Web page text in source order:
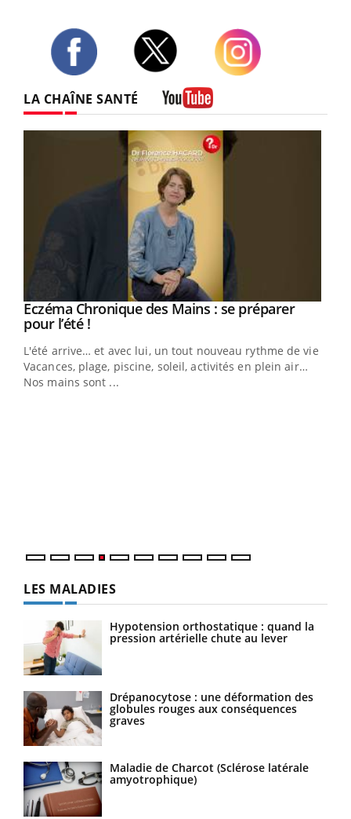
LA CHAÎNE SANTÉ
Youtube
Eczéma Chronique des Mains : se préparer
pour l’été !Youtube
L'été arrive… et avec lui, un tout nouveau rythme de vie !
Vacances, plage, piscine, soleil, activités en plein air…
Nos mains sont ...
Youtube
Diabète & Ramadan 2026Youtube
Le Ramadan approche, et, pour de nombreuses
personnes atteintes de diabète, c'est une période de
questions, de défis, mais ...
LES MALADIES
Hypotension orthostatique : quand la
pression artérielle chute au lever
Drépanocytose : une déformation des
globules rouges aux conséquences
graves
Maladie de Charcot (Sclérose latérale
amyotrophique)